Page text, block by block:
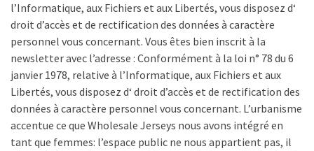
l’Informatique, aux Fichiers et aux Libertés, vous disposez d‘
droit d’accès et de rectification des données à caractère
personnel vous concernant. Vous êtes bien inscrit à la
newsletter avec l’adresse : Conformément à la loi n° 78 du 6
janvier 1978, relative à l’Informatique, aux Fichiers et aux
Libertés, vous disposez d‘ droit d’accès et de rectification des
données à caractère personnel vous concernant. L’urbanisme
accentue ce que Wholesale Jerseys nous avons intégré en
tant que femmes: l’espace public ne nous appartient pas, il